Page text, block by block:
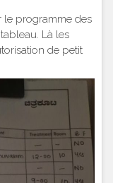
le programme des
Là les
de petit